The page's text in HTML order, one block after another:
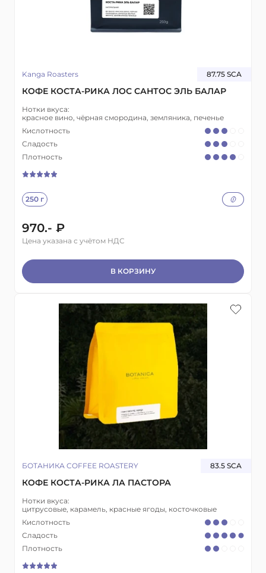
Kanga Roasters 87.75 SCA
КОФЕ КОСТА-РИКА ЛОС САНТОС ЭЛЬ БАЛАР
Нотки вкуса:
красное вино, чёрная смородина, земляника, печенье
Кислотность
Сладость
Плотность
250 г
970.- ₽
Цена указана с учётом НДС
В КОРЗИНУ
БОТАНИКА COFFEE ROASTERY 83.5 SCA
КОФЕ КОСТА-РИКА ЛА ПАСТОРА
Нотки вкуса:
цитрусовые, карамель, красные ягоды, косточковые
Кислотность
Сладость
Плотность